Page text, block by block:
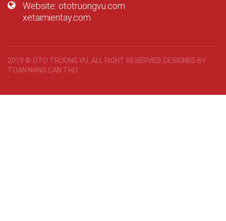
Website: ototruongvu.com
xetaimientay.com
2019 © OTO TRUONG VU, ALL RIGHT RESERVED. DESIGNED BY
TOAN NANG CAN THO